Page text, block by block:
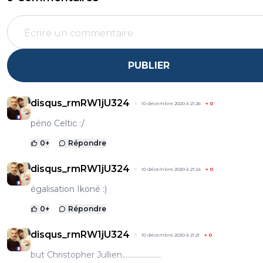
PUBLIER
disqus_rmRW1jU324 10 décembre 2020 à 21:26 + 0
péno Celtic :/
0+ Répondre
disqus_rmRW1jU324 10 décembre 2020 à 21:24 + 0
égalisation Ikoné :)
0+ Répondre
disqus_rmRW1jU324 10 décembre 2020 à 21:21 + 0
but Christopher Jullien......................